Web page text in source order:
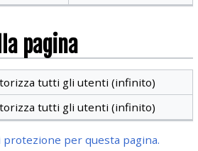
pagina
tutti gli utenti (infinito)
tutti gli utenti (infinito)
per questa pagina.